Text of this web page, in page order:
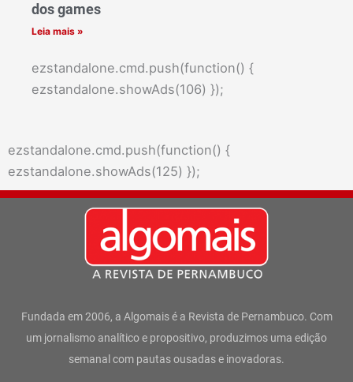
dos games
Leia mais »
ezstandalone.cmd.push(function() {
ezstandalone.showAds(106) });
ezstandalone.cmd.push(function() {
ezstandalone.showAds(125) });
Fundada em 2006, a Algomais é a Revista de Pernambuco. Com
um jornalismo analítico e propositivo, produzimos uma edição
semanal com pautas ousadas e inovadoras.